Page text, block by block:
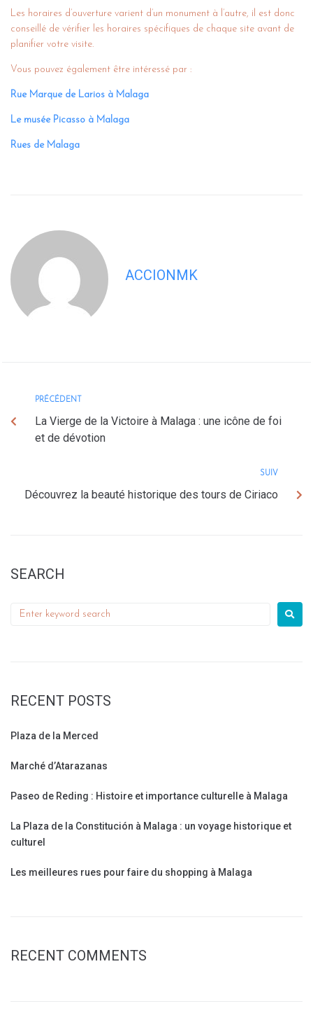
Les horaires d’ouverture varient d’un monument à l’autre, il est donc
conseillé de vérifier les horaires spécifiques de chaque site avant de
planifier votre visite.
Vous pouvez également être intéressé par :
Rue Marque de Larios à Malaga
Le musée Picasso à Malaga
Rues de Malaga
ACCIONMK
PRÉCÉDENT
La Vierge de la Victoire à Malaga : une icône de foi
et de dévotion
SUIV
Découvrez la beauté historique des tours de Ciriaco
SEARCH
RECENT POSTS
Plaza de la Merced
Marché d’Atarazanas
Paseo de Reding : Histoire et importance culturelle à Malaga
La Plaza de la Constitución à Malaga : un voyage historique et
culturel
Les meilleures rues pour faire du shopping à Malaga
RECENT COMMENTS